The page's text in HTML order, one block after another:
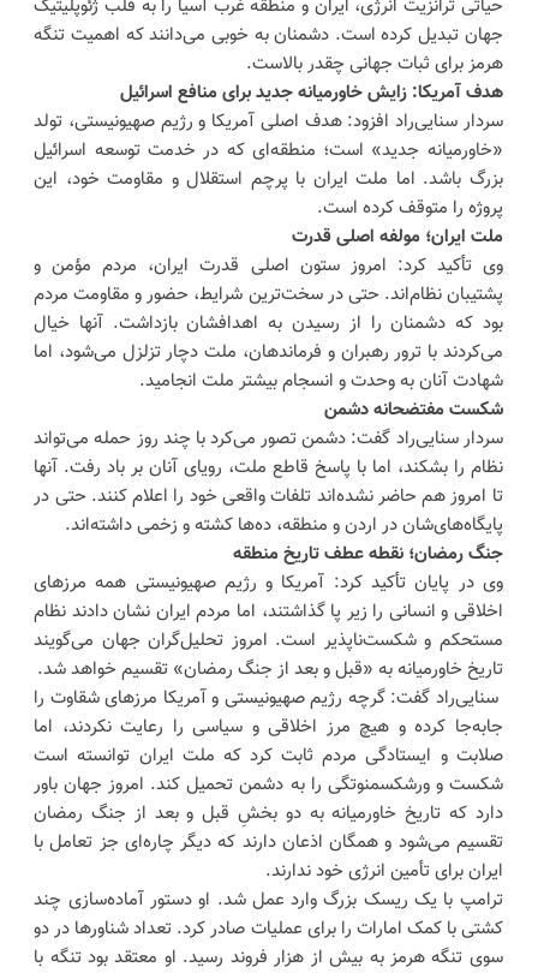
حیاتی ترانزیت انرژی، ایران و منطقه غرب آسیا را به قلب ژئوپلیتیک
جهان تبدیل کرده است. دشمنان به خوبی می‌دانند که اهمیت تنگه
هرمز برای ثبات جهانی چقدر بالاست.
هدف آمریکا: زایش خاورمیانه جدید برای منافع اسرائیل
سردار سنایی‌راد افزود: هدف اصلی آمریکا و رژیم صهیونیستی، تولد
«خاورمیانه جدید» است؛ منطقه‌ای که در خدمت توسعه اسرائیل
بزرگ باشد. اما ملت ایران با پرچم استقلال و مقاومت خود، این
پروژه را متوقف کرده است.
ملت ایران؛ مولفه اصلی قدرت
وی تأکید کرد: امروز ستون اصلی قدرت ایران، مردم مؤمن و
پشتیبان نظام‌اند. حتی در سخت‌ترین شرایط، حضور و مقاومت مردم
بود که دشمنان را از رسیدن به اهدافشان بازداشت. آنها خیال
می‌کردند با ترور رهبران و فرماندهان، ملت دچار تزلزل می‌شود، اما
شهادت آنان به وحدت و انسجام بیشتر ملت انجامید.
شکست مفتضحانه دشمن
سردار سنایی‌راد گفت: دشمن تصور می‌کرد با چند روز حمله می‌تواند
نظام را بشکند، اما با پاسخ قاطع ملت، رویای آنان بر باد رفت. آنها
تا امروز هم حاضر نشده‌اند تلفات واقعی خود را اعلام کنند. حتی در
پایگاه‌های‌شان در اردن و منطقه، ده‌ها کشته و زخمی داشته‌اند.
جنگ رمضان؛ نقطه عطف تاریخ منطقه
وی در پایان تأکید کرد: آمریکا و رژیم صهیونیستی همه مرزهای
اخلاقی و انسانی را زیر پا گذاشتند، اما مردم ایران نشان دادند نظام
مستحکم و شکست‌ناپذیر است. امروز تحلیل‌گران جهان می‌گویند
تاریخ خاورمیانه به «قبل و بعد از جنگ رمضان» تقسیم خواهد شد.
سنایی‌راد گفت: گرچه رژیم صهیونیستی و آمریکا مرزهای شقاوت را
جابه‌جا کرده و هیچ مرز اخلاقی و سیاسی را رعایت نکردند، اما
صلابت و ایستادگی مردم ثابت کرد که ملت ایران توانسته است
شکست و ورشکسمنوتگی را به دشمن تحمیل کند. امروز جهان باور
دارد که تاریخ خاورمیانه به دو بخشِ قبل و بعد از جنگ رمضان
تقسیم می‌شود و همگان اذعان دارند که دیگر چاره‌ای جز تعامل با
ایران برای تأمین انرژی خود ندارند.
ترامپ با یک ریسک بزرگ وارد عمل شد. او دستور آماده‌سازی چند
کشتی با کمک امارات را برای عملیات صادر کرد. تعداد شناورها در دو
سوی تنگه هرمز به بیش از هزار فروند رسید. او معتقد بود تنگه با